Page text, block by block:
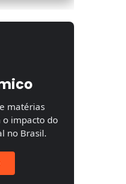
matérias
o impacto do
no Brasil.